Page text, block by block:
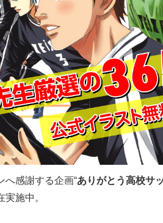
へ感謝する企画“ありがとう高校サ
実施中。